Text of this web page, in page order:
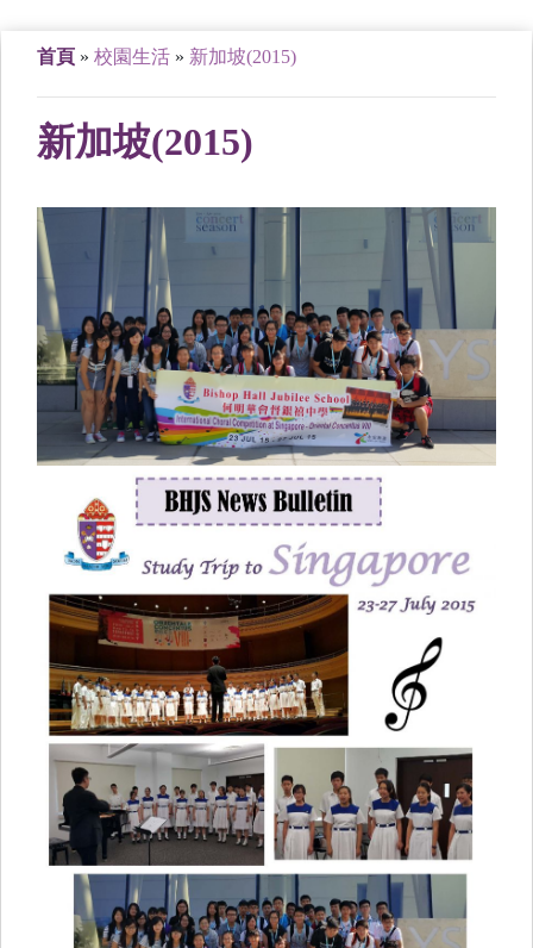
首頁 » 校園生活 » 新加坡(2015)
新加坡(2015)